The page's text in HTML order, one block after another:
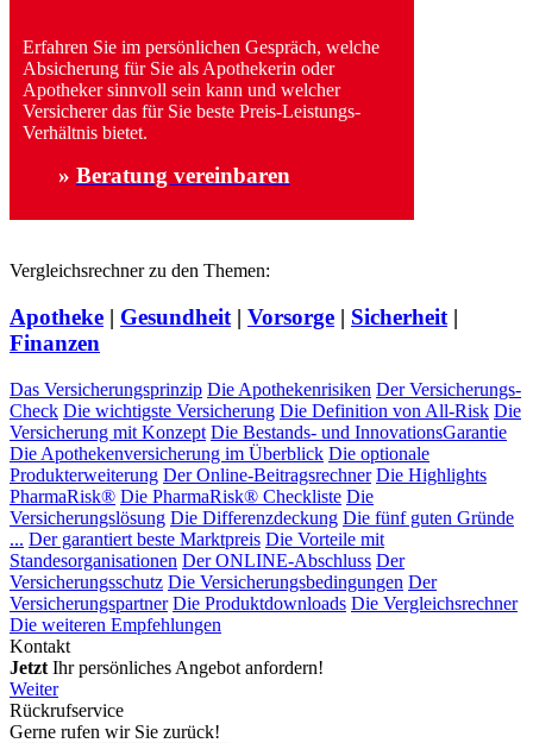
Erfahren Sie im persönlichen Gespräch, welche
Absicherung für Sie als Apothekerin oder
Apotheker sinnvoll sein kann und welcher
Versicherer das für Sie beste Preis-Leistungs-
Verhältnis bietet.
» Beratung vereinbaren
Vergleichsrechner zu den Themen:
Apotheke | Gesundheit | Vorsorge | Sicherheit |
Finanzen
Das Versicherungsprinzip Die Apothekenrisiken Der Versicherungs-
Check Die wichtigste Versicherung Die Definition von All-Risk Die
Versicherung mit Konzept Die Bestands- und InnovationsGarantie
Die Apothekenversicherung im Überblick Die optionale
Produkterweiterung Der Online-Beitragsrechner Die Highlights
PharmaRisk® Die PharmaRisk® Checkliste Die
Versicherungslösung Die Differenzdeckung Die fünf guten Gründe
... Der garantiert beste Marktpreis Die Vorteile mit
Standesorganisationen Der ONLINE-Abschluss Der
Versicherungsschutz Die Versicherungsbedingungen Der
Versicherungspartner Die Produktdownloads Die Vergleichsrechner
Die weiteren Empfehlungen
Kontakt
Jetzt Ihr persönliches Angebot anfordern!
Weiter
Rückrufservice
Gerne rufen wir Sie zurück!